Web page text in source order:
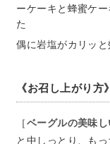
ーケーキと蜂蜜ケ
た
偶に岩塩がカリッと
《お召し上がり方》
［ベーグルの美味
と中しっとり、も